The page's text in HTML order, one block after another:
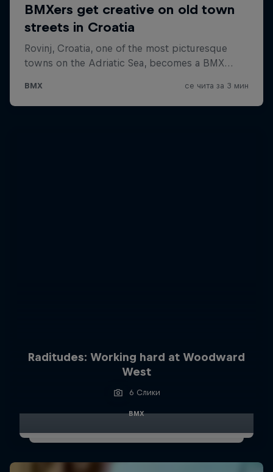
Raditudes: Working hard at Woodward
West
6 Слики
BMX